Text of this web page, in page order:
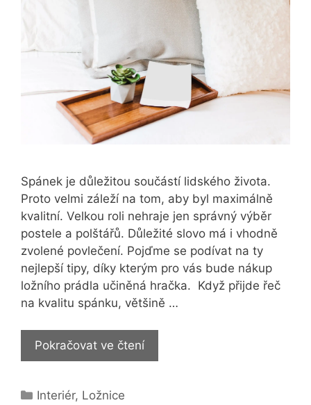
Spánek je důležitou součástí lidského života.
Proto velmi záleží na tom, aby byl maximálně
kvalitní. Velkou roli nehraje jen správný výběr
postele a polštářů. Důležité slovo má i vhodně
zvolené povlečení. Pojďme se podívat na ty
nejlepší tipy, díky kterým pro vás bude nákup
ložního prádla učiněná hračka. Když přijde řeč
na kvalitu spánku, většině …
Pokračovat ve čtení6
tipů,
Rubriky
Interiér, Ložnice